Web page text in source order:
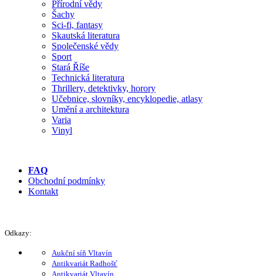
Přírodní vědy
Šachy
Sci-fi, fantasy
Skautská literatura
Společenské vědy
Sport
Stará Říše
Technická literatura
Thrillery, detektivky, horory
Učebnice, slovníky, encyklopedie, atlasy
Umění a architektura
Varia
Vinyl
FAQ
Obchodní podmínky
Kontakt
Odkazy:
Aukční síň Vltavín
Antikvariát Radhošť
Antikvariát Vltavín